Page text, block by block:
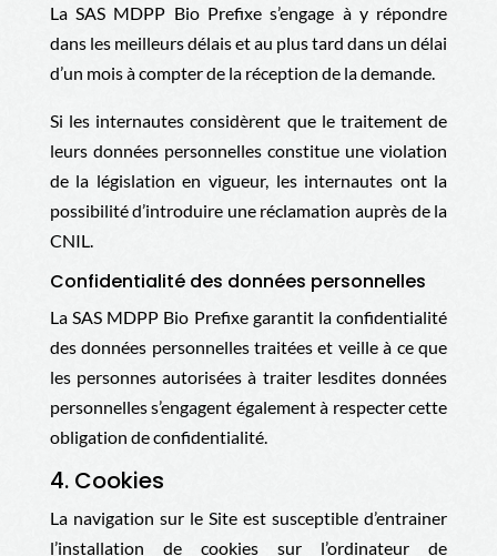
La SAS MDPP Bio Prefixe s’engage à y répondre
dans les meilleurs délais et au plus tard dans un délai
d’un mois à compter de la réception de la demande.
Si les internautes considèrent que le traitement de
leurs données personnelles constitue une violation
de la législation en vigueur, les internautes ont la
possibilité d’introduire une réclamation auprès de la
CNIL.
Confidentialité des données personnelles
La SAS MDPP Bio Prefixegarantit la confidentialité
des données personnelles traitées et veille à ce que
les personnes autorisées à traiter lesdites données
personnelles s’engagent également à respecter cette
obligation de confidentialité.
4. Cookies
La navigation sur le Site est susceptible d’entrainer
l’installation de cookies sur l’ordinateur de